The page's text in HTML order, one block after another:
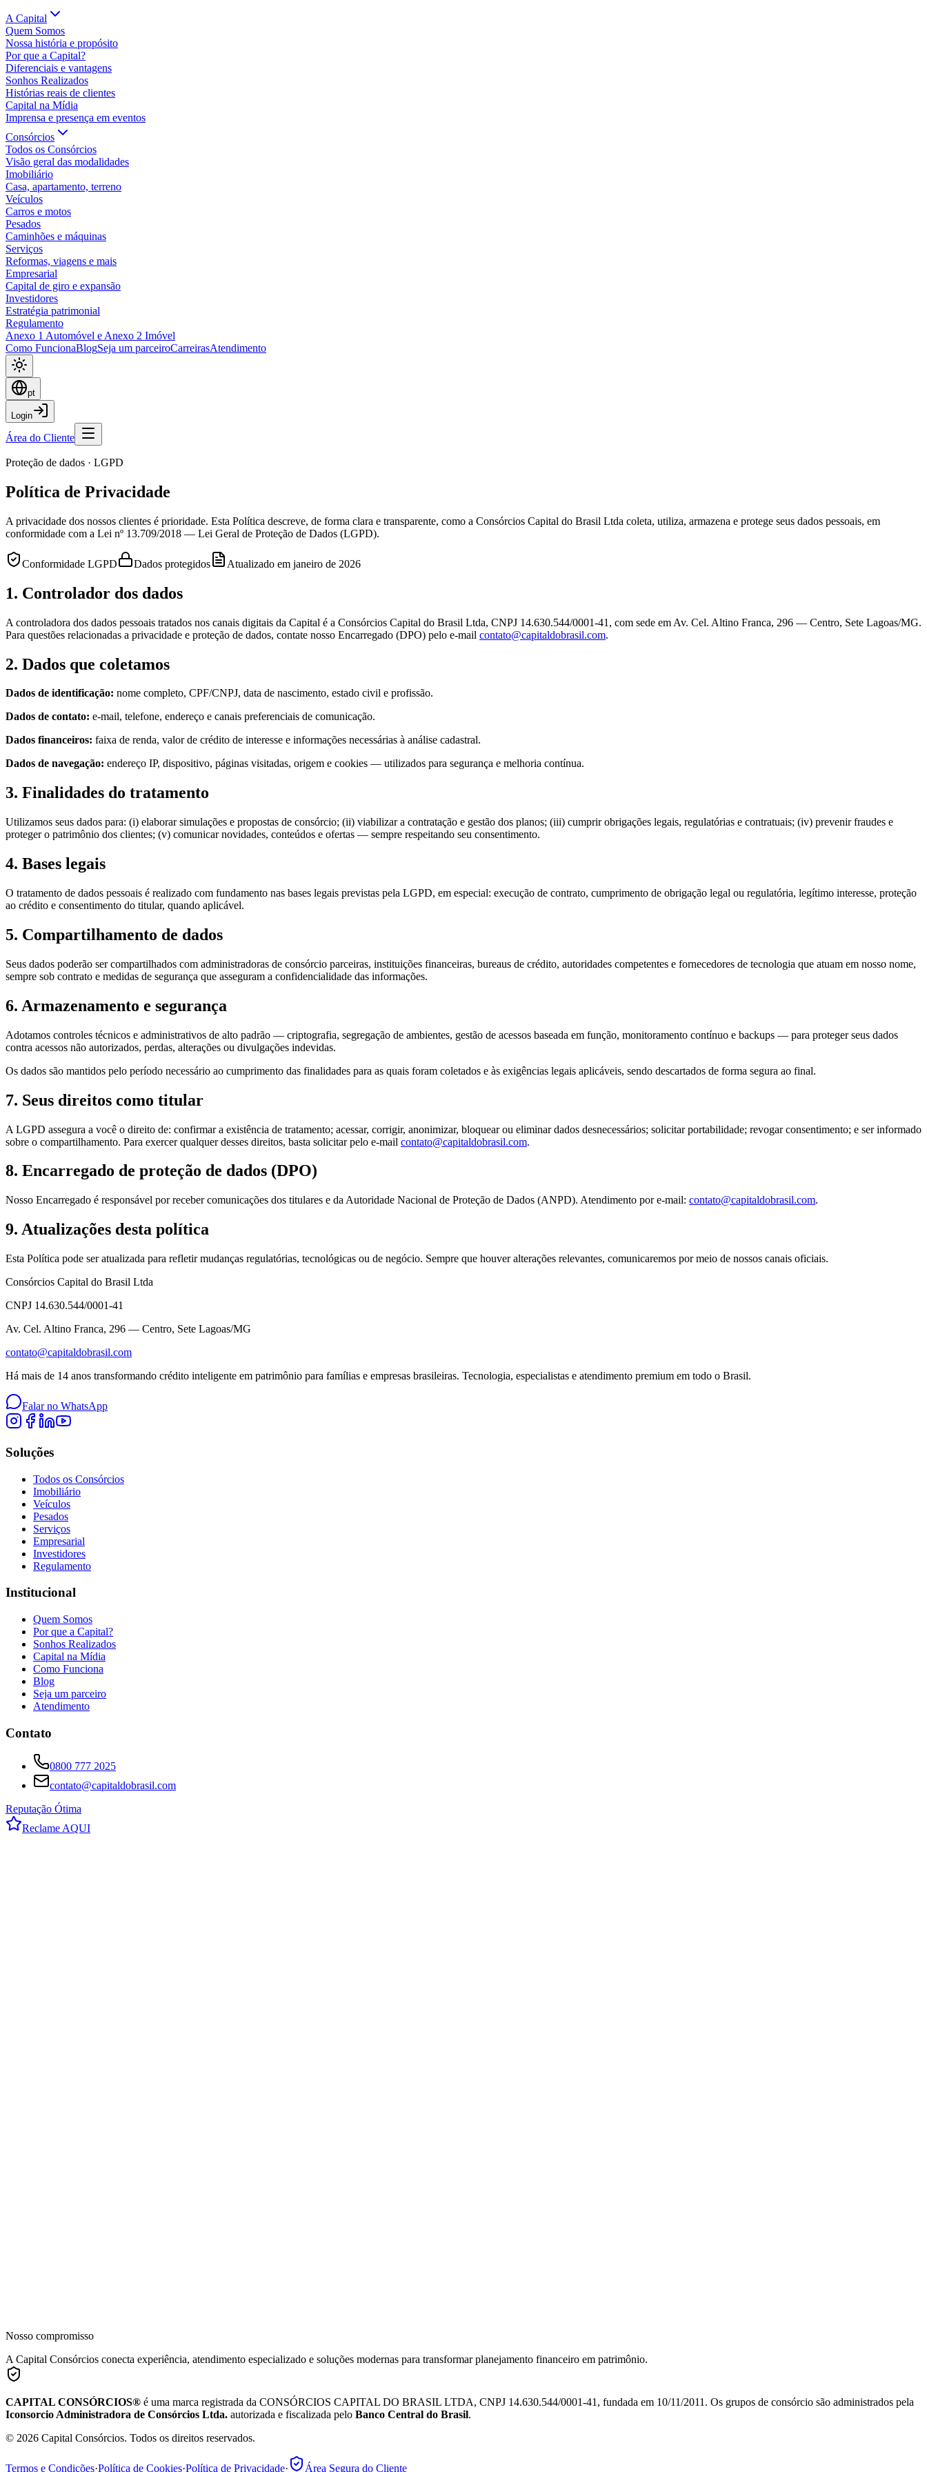
A Capital
Quem Somos
Nossa história e propósito
Por que a Capital?
Diferenciais e vantagens
Sonhos Realizados
Histórias reais de clientes
Capital na Mídia
Imprensa e presença em eventos
Consórcios
Todos os Consórcios
Visão geral das modalidades
Imobiliário
Casa, apartamento, terreno
Veículos
Carros e motos
Pesados
Caminhões e máquinas
Serviços
Reformas, viagens e mais
Empresarial
Capital de giro e expansão
Investidores
Estratégia patrimonial
Regulamento
Anexo 1 Automóvel e Anexo 2 Imóvel
Como FuncionaBlogSeja um parceiroCarreirasAtendimento
pt
Login
Área do Cliente
Proteção de dados · LGPD
Política de Privacidade
A privacidade dos nossos clientes é prioridade. Esta Política descreve, de forma clara e transparente, como a Consórcios Capital do Brasil Ltda coleta, utiliza, armazena e protege seus dados pessoais, em
conformidade com a Lei nº 13.709/2018 — Lei Geral de Proteção de Dados (LGPD).
Conformidade LGPD Dados protegidos Atualizado em janeiro de 2026
1. Controlador dos dados
A controladora dos dados pessoais tratados nos canais digitais da Capital é a Consórcios Capital do Brasil Ltda, CNPJ 14.630.544/0001-41 , com sede em Av. Cel. Altino Franca, 296 — Centro, Sete Lagoas/MG.
Para questões relacionadas a privacidade e proteção de dados, contate nosso Encarregado (DPO) pelo e-mail contato@capitaldobrasil.com.
2. Dados que coletamos
Dados de identificação: nome completo, CPF/CNPJ, data de nascimento, estado civil e profissão.
Dados de contato: e-mail, telefone, endereço e canais preferenciais de comunicação.
Dados financeiros: faixa de renda, valor de crédito de interesse e informações necessárias à análise cadastral.
Dados de navegação: endereço IP, dispositivo, páginas visitadas, origem e cookies — utilizados para segurança e melhoria contínua.
3. Finalidades do tratamento
Utilizamos seus dados para: (i) elaborar simulações e propostas de consórcio; (ii) viabilizar a contratação e gestão dos planos; (iii) cumprir obrigações legais, regulatórias e contratuais; (iv) prevenir fraudes e
proteger o patrimônio dos clientes; (v) comunicar novidades, conteúdos e ofertas — sempre respeitando seu consentimento.
4. Bases legais
O tratamento de dados pessoais é realizado com fundamento nas bases legais previstas pela LGPD, em especial: execução de contrato, cumprimento de obrigação legal ou regulatória, legítimo interesse, proteção
ao crédito e consentimento do titular, quando aplicável.
5. Compartilhamento de dados
Seus dados poderão ser compartilhados com administradoras de consórcio parceiras, instituições financeiras, bureaus de crédito, autoridades competentes e fornecedores de tecnologia que atuam em nosso nome,
sempre sob contrato e medidas de segurança que asseguram a confidencialidade das informações.
6. Armazenamento e segurança
Adotamos controles técnicos e administrativos de alto padrão — criptografia, segregação de ambientes, gestão de acessos baseada em função, monitoramento contínuo e backups — para proteger seus dados
contra acessos não autorizados, perdas, alterações ou divulgações indevidas.
Os dados são mantidos pelo período necessário ao cumprimento das finalidades para as quais foram coletados e às exigências legais aplicáveis, sendo descartados de forma segura ao final.
7. Seus direitos como titular
A LGPD assegura a você o direito de: confirmar a existência de tratamento; acessar, corrigir, anonimizar, bloquear ou eliminar dados desnecessários; solicitar portabilidade; revogar consentimento; e ser informado
sobre o compartilhamento. Para exercer qualquer desses direitos, basta solicitar pelo e-mail contato@capitaldobrasil.com.
8. Encarregado de proteção de dados (DPO)
Nosso Encarregado é responsável por receber comunicações dos titulares e da Autoridade Nacional de Proteção de Dados (ANPD). Atendimento por e-mail: contato@capitaldobrasil.com.
9. Atualizações desta política
Esta Política pode ser atualizada para refletir mudanças regulatórias, tecnológicas ou de negócio. Sempre que houver alterações relevantes, comunicaremos por meio de nossos canais oficiais.
Consórcios Capital do Brasil Ltda
CNPJ 14.630.544/0001-41
Av. Cel. Altino Franca, 296 — Centro, Sete Lagoas/MG
contato@capitaldobrasil.com
Há mais de 14 anos transformando crédito inteligente em patrimônio para famílias e empresas brasileiras. Tecnologia, especialistas e atendimento premium em todo o Brasil.
Falar no WhatsApp
Soluções
Todos os Consórcios
Imobiliário
Veículos
Pesados
Serviços
Empresarial
Investidores
Regulamento
Institucional
Quem Somos
Por que a Capital?
Sonhos Realizados
Capital na Mídia
Como Funciona
Blog
Seja um parceiro
Atendimento
Contato
0800 777 2025
contato@capitaldobrasil.com
Reputação Ótima
Reclame AQUI
Nosso compromisso
A Capital Consórcios conecta experiência, atendimento especializado e soluções modernas para transformar planejamento financeiro em patrimônio.
CAPITAL CONSÓRCIOS® é uma marca registrada da CONSÓRCIOS CAPITAL DO BRASIL LTDA, CNPJ 14.630.544/0001-41, fundada em 10/11/2011. Os grupos de consórcio são administrados pela
Iconsorcio Administradora de Consórcios Ltda. autorizada e fiscalizada pelo Banco Central do Brasil.
© 2026 Capital Consórcios. Todos os direitos reservados.
Termos e Condições·Política de Cookies·Política de Privacidade· Área Segura do Cliente